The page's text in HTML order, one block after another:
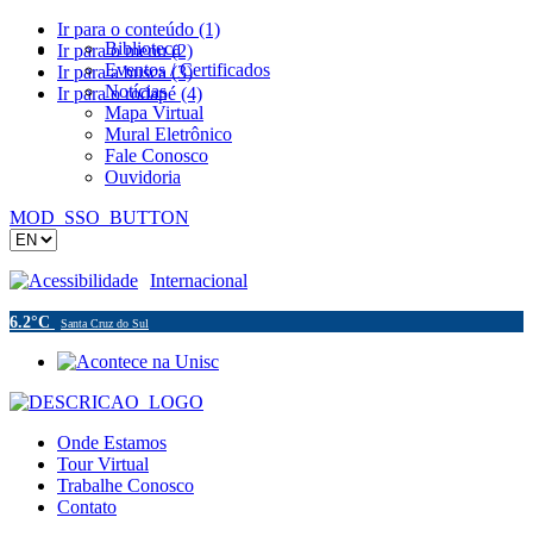
Ir para o conteúdo (1)
Ir para o menu (2)
Ir para a busca (3)
Ir para o rodapé (4)
Biblioteca
Eventos / Certificados
Notícias
Mapa Virtual
Mural Eletrônico
Fale Conosco
Ouvidoria
MOD_SSO_BUTTON
Acessibilidade Internacional
6.2°C Santa Cruz do Sul
Onde Estamos
Tour Virtual
Trabalhe Conosco
Contato